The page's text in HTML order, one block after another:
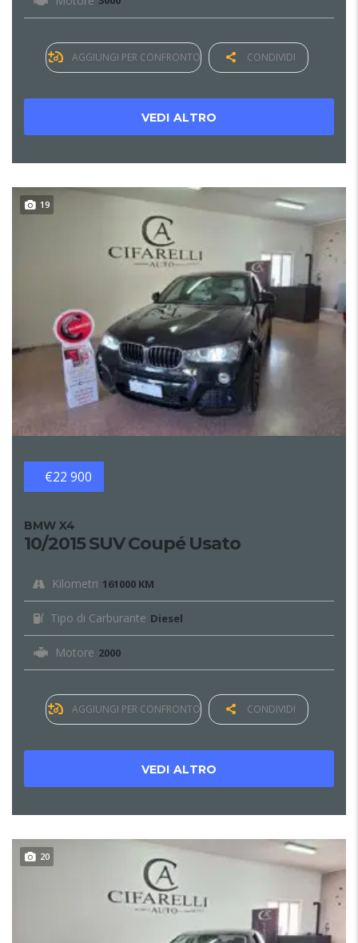
AGGIUNGI PER CONFRONTO CONDIVIDI
VEDI ALTRO
19
€22 900
BMW X4
10/2015 SUV Coupé Usato
Kilometri 161000 KM
Tipo di Carburante Diesel
Motore 2000
AGGIUNGI PER CONFRONTO CONDIVIDI
VEDI ALTRO
20